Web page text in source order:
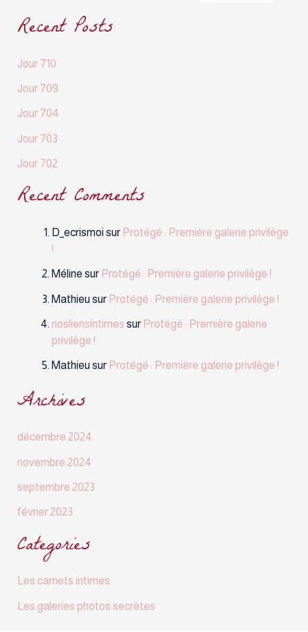
Recent Posts
Jour 710
Jour 709
Jour 704
Jour 703
Jour 702
Recent Comments
D_ecrismoisur Protégé : Première galerie privilège
!
Méline sur Protégé : Première galerie privilège !
Mathieu sur Protégé : Première galerie privilège !
nosliensintimes sur Protégé : Première galerie
privilège !
Mathieu sur Protégé : Première galerie privilège !
Archives
décembre 2024
novembre 2024
septembre 2023
février 2023
Categories
Les carnets intimes
Les galeries photos secrètes